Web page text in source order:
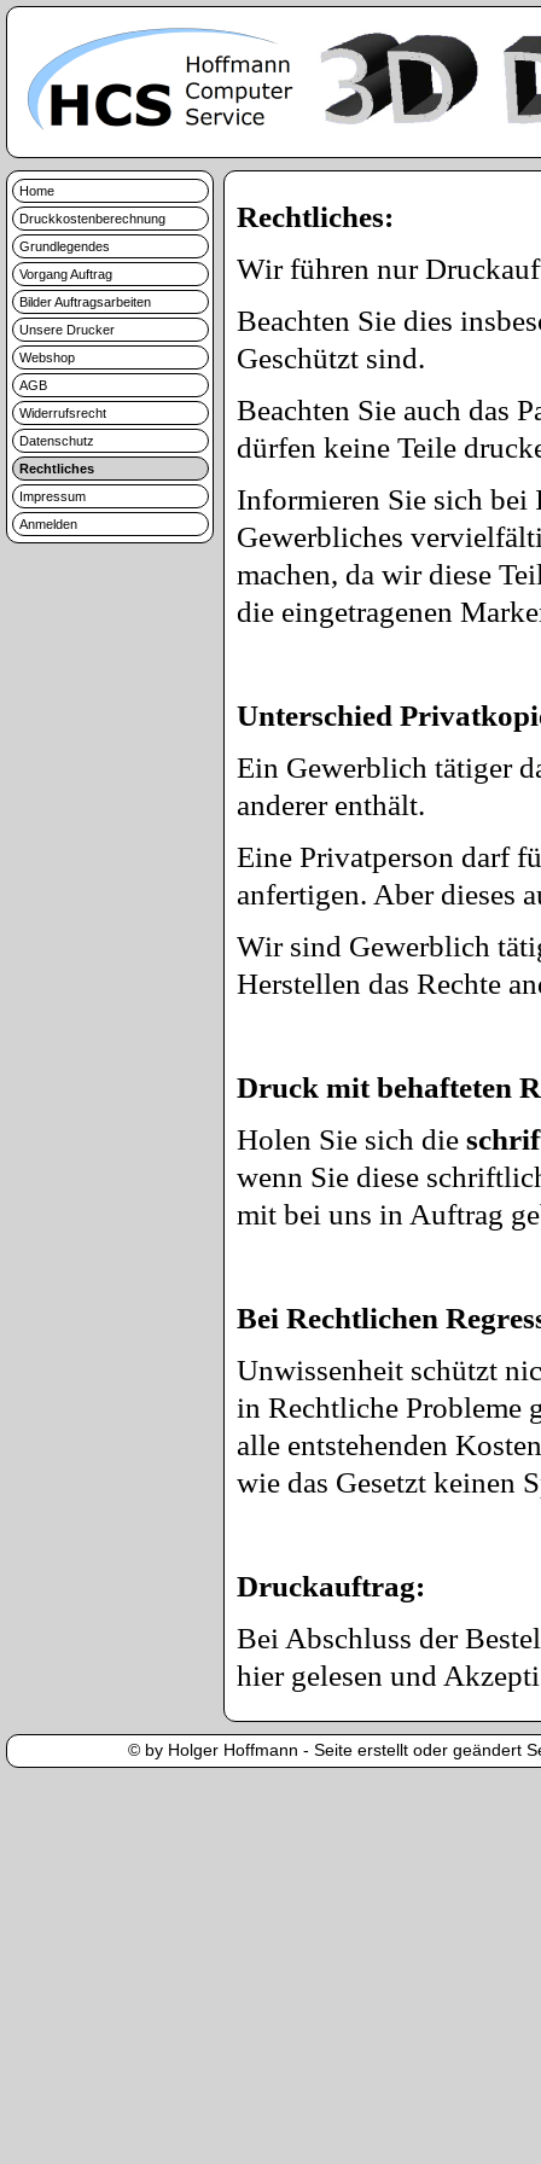
Home
Druckkostenberechnung
Grundlegendes
Vorgang Auftrag
Bilder Auftragsarbeiten
Unsere Drucker
Webshop
AGB
Widerrufsrecht
Datenschutz
Rechtliches
Impressum
Anmelden
Rechtliches:
Wir führen nur
Beachten Sie dies
Geschützt sind.
Beachten Sie auch das
dürfen keine Teile
Informieren Sie sich
Gewerbliches
machen, da wir diese
die eingetragenen
Unterschied
Ein Gewerblich tätiger
anderer enthält.
Eine Privatperson darf
anfertigen. Aber dieses
Wir sind Gewerblich
Herstellen das Rechte
Druck mit behafteten
Holen Sie sich die
wenn Sie diese
mit bei uns in Auftrag
Bei Rechtlichen
Unwissenheit schützt
in Rechtliche Probleme
alle entstehenden
wie das Gesetzt keinen
Druckauftrag:
Bei Abschluss der
hier gelesen und
© by Holger Hoffmann - Seite erstellt oder geändert